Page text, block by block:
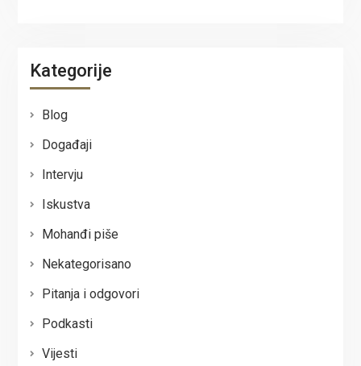
Kategorije
Blog
Događaji
Intervju
Iskustva
Mohanđi piše
Nekategorisano
Pitanja i odgovori
Podkasti
Vijesti